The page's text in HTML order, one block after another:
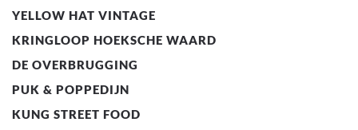
YELLOW HAT VINTAGE
KRINGLOOP HOEKSCHE WAARD
DE OVERBRUGGING
PUK & POPPEDIJN
KUNG STREET FOOD